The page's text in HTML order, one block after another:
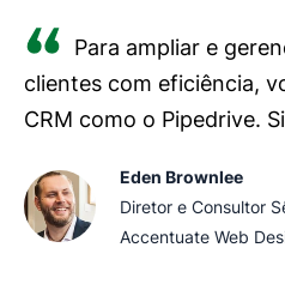
Para ampliar e
clientes com eficiência,
CRM como o Pipedrive.
Eden Brownlee
Diretor e Consultor
Accentuate Web